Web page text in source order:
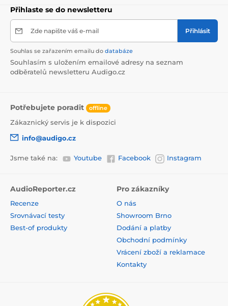
Přihlaste se do newsletteru
Zde napište váš e-mail Přihlásit
Souhlas se zařazením emailu do databáze
Souhlasím s uložením emailové adresy na seznam
odběratelů newsletteru Audigo.cz
Potřebujete poradit offline
Zákaznický servis je k dispozici
info@audigo.cz
Jsme také na: Youtube Facebook Instagram
AudioReporter.cz
Recenze
Srovnávací testy
Best-of produkty
Pro zákazníky
O nás
Showroom Brno
Dodání a platby
Obchodní podmínky
Vrácení zboží a reklamace
Kontakty